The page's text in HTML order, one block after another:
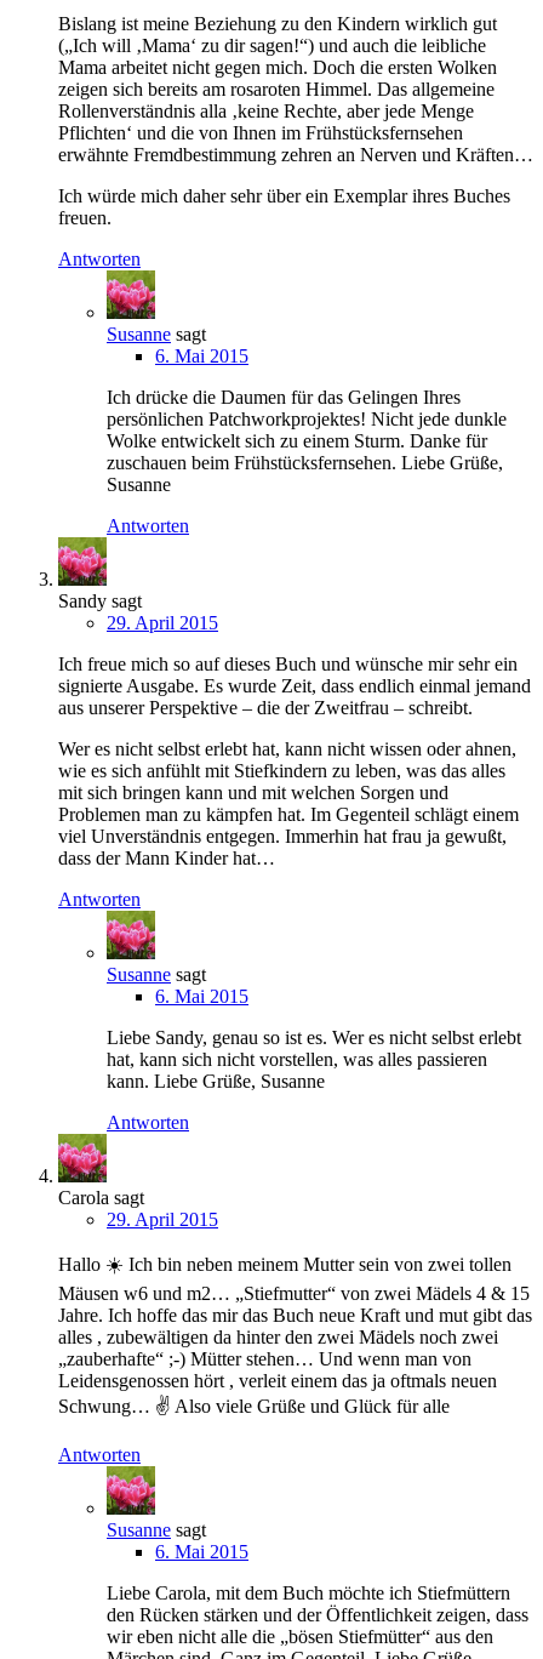
Bislang ist meine Beziehung zu den Kindern wirklich gut
(„Ich will ‚Mama‘ zu dir sagen!“) und auch die leibliche
Mama arbeitet nicht gegen mich. Doch die ersten Wolken
zeigen sich bereits am rosaroten Himmel. Das allgemeine
Rollenverständnis alla ‚keine Rechte, aber jede Menge
Pflichten‘ und die von Ihnen im Frühstücksfernsehen
erwähnte Fremdbestimmung zehren an Nerven und Kräften…
Ich würde mich daher sehr über ein Exemplar ihres Buches
freuen.
Antworten
Susanne sagt
6. Mai 2015
Ich drücke die Daumen für das Gelingen Ihres
persönlichen Patchworkprojektes! Nicht jede dunkle
Wolke entwickelt sich zu einem Sturm. Danke für
zuschauen beim Frühstücksfernsehen. Liebe Grüße,
Susanne
Antworten
Sandy sagt
29. April 2015
Ich freue mich so auf dieses Buch und wünsche mir sehr ein
signierte Ausgabe. Es wurde Zeit, dass endlich einmal jemand
aus unserer Perspektive – die der Zweitfrau – schreibt.
Wer es nicht selbst erlebt hat, kann nicht wissen oder ahnen,
wie es sich anfühlt mit Stiefkindern zu leben, was das alles
mit sich bringen kann und mit welchen Sorgen und
Problemen man zu kämpfen hat. Im Gegenteil schlägt einem
viel Unverständnis entgegen. Immerhin hat frau ja gewußt,
dass der Mann Kinder hat…
Antworten
Susanne sagt
6. Mai 2015
Liebe Sandy, genau so ist es. Wer es nicht selbst erlebt
hat, kann sich nicht vorstellen, was alles passieren
kann. Liebe Grüße, Susanne
Antworten
Carola sagt
29. April 2015
Hallo ☀️ Ich bin neben meinem Mutter sein von zwei tollen
Mäusen w6 und m2… „Stiefmutter“ von zwei Mädels 4 & 15
Jahre. Ich hoffe das mir das Buch neue Kraft und mut gibt das
alles , zubewältigen da hinter den zwei Mädels noch zwei
„zauberhafte“ ;-) Mütter stehen… Und wenn man von
Leidensgenossen hört , verleit einem das ja oftmals neuen
Schwung… ✌️ Also viele Grüße und Glück für alle
Antworten
Susanne sagt
6. Mai 2015
Liebe Carola, mit dem Buch möchte ich Stiefmüttern
den Rücken stärken und der Öffentlichkeit zeigen, dass
wir eben nicht alle die „bösen Stiefmütter“ aus den